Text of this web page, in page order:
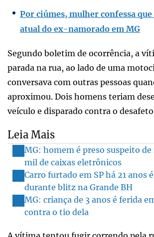
Por ciúmes, mulher confessa
atual do ex-namorado em MG
Segundo boletim de ocorrência, a
parada na rua, ao lado de uma
conversava com outras pessoas
aproximou. Dois homens teriam
veículo e disparado contra o
Leia Mais
MG: homem é preso suspeito de
mil de caixas eletrônicos
Carro furtado em SP há 21 anos
durante blitz na Grande BH
MG: criança de 3 anos é ferida
contra o tio dela